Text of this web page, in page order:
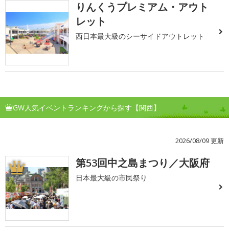
りんくうプレミアム・アウト
レット
西日本最大級のシーサイドアウトレット
GW人気イベントランキングから探す【関西】
2026/08/09 更新
1 第53回中之島まつり／大阪府
日本最大級の市民祭り